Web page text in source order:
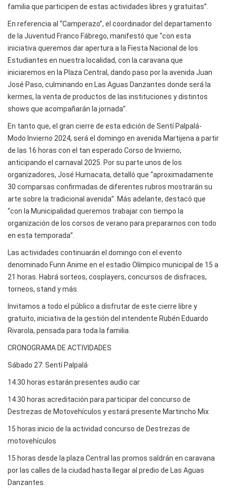
familia que participen de estas actividades libres y gratuitas”.
En referencia al “Camperazo”, el coordinador del departamento
de la Juventud Franco Fábrego, manifestó que “con esta
iniciativa queremos dar apertura a la Fiesta Nacional de los
Estudiantes en nuestra localidad, con la caravana que
iniciaremos en la Plaza Central, dando paso por la avenida Juan
José Paso, culminando en Las Aguas Danzantes donde será la
kermes, la venta de productos de las instituciones y distintos
shows que acompañarán la jornada”.
En tanto que, el gran cierre de esta edición de Sentí Palpalá-
Modo Invierno 2024, será el domingo en avenida Martijena a partir
de las 16 horas con el tan esperado Corso de Invierno,
anticipando el carnaval 2025. Por su parte unos de los
organizadores, José Humacata, detalló que “aproximadamente
30 comparsas confirmadas de diferentes rubros mostrarán su
arte sobre la tradicional avenida”. Más adelante, destacó que
“con la Municipalidad queremos trabajar con tiempo la
organización de los corsos de verano para prepararnos con todo
en esta temporada”.
Las actividades continuarán el domingo con el evento
denominado Funn Anime en el estadio Olímpico municipal de 15 a
21 horas. Habrá sorteos, cosplayers, concursos de disfraces,
torneos, stand y más.
Invitamos a todo el público a disfrutar de este cierre libre y
gratuito, iniciativa de la gestión del intendente Rubén Eduardo
Rivarola, pensada para toda la familia.
CRONOGRAMA DE ACTIVIDADES
Sábado 27: Sentí Palpalá·
14.30 horas estarán presentes audio car
14.30 horas acreditación para participar del concurso de
Destrezas de Motovehículos y estará presente Martincho Mix
15 horas inicio de la actividad concurso de Destrezas de
motovehículos
15 horas desde la plaza Central las promos saldrán en caravana
por las calles de la ciudad hasta llegar al predio de Las Aguas
Danzantes.